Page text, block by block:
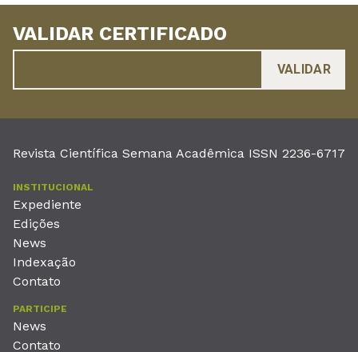
VALIDAR CERTIFICADO
Revista Científica Semana Acadêmica ISSN 2236-6717
INSTITUCIONAL
Expediente
Edições
News
Indexação
Contato
PARTICIPE
News
Contato